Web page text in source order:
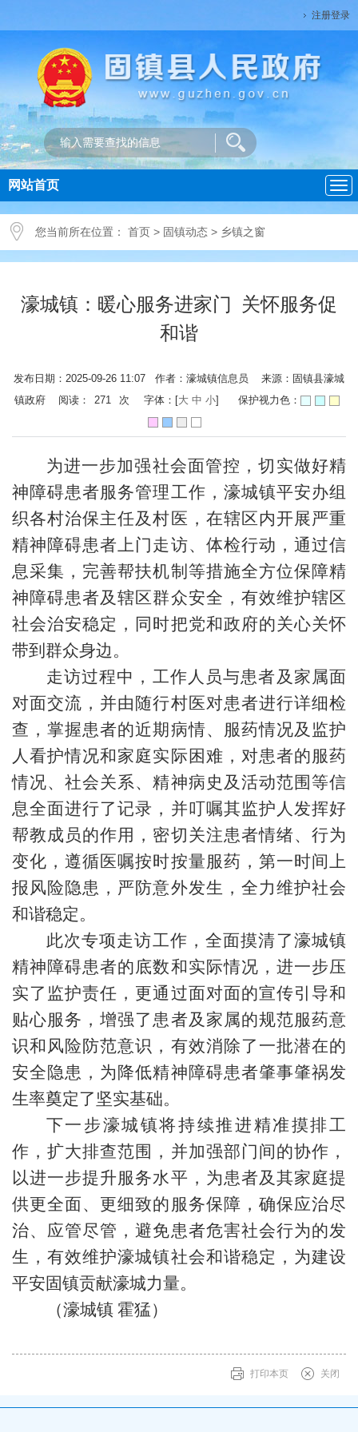
注册登录
导
航
网站首页
您当前所在位置： 首页 > 固镇动态 > 乡镇之窗
濠城镇：暖心服务进家门 关怀服务促
和谐
发布日期：2025-09-26 11:07 作者：濠城镇信息员 来源：固镇县濠城
镇政府 阅读：
271 次 字体：[大 中 小] 保护视力色：
为进一步加强社会面管控，切实做好精
神障碍患者服务管理工作，濠城镇平安办组
织各村治保主任及村医，在辖区内开展严重
精神障碍患者上门走访、体检行动，通过信
息采集，完善帮扶机制等措施全方位保障精
神障碍患者及辖区群众安全，有效维护辖区
社会治安稳定，同时把党和政府的关心关怀
带到群众身边。
走访过程中，工作人员与患者及家属面
对面交流，并由随行村医对患者进行详细检
查，掌握患者的近期病情、服药情况及监护
人看护情况和家庭实际困难，对患者的服药
情况、社会关系、精神病史及活动范围等信
息全面进行了记录，并叮嘱其监护人发挥好
帮教成员的作用，密切关注患者情绪、行为
变化，遵循医嘱按时按量服药，第一时间上
报风险隐患，严防意外发生，全力维护社会
和谐稳定。
此次专项走访工作，全面摸清了濠城镇
精神障碍患者的底数和实际情况，进一步压
实了监护责任，更通过面对面的宣传引导和
贴心服务，增强了患者及家属的规范服药意
识和风险防范意识，有效消除了一批潜在的
安全隐患，为降低精神障碍患者肇事肇祸发
生率奠定了坚实基础。
下一步濠城镇将持续推进精准摸排工
作，扩大排查范围，并加强部门间的协作，
以进一步提升服务水平，为患者及其家庭提
供更全面、更细致的服务保障，确保应治尽
治、应管尽管，避免患者危害社会行为的发
生，有效维护濠城镇社会和谐稳定，为建设
平安固镇贡献濠城力量。
（濠城镇 霍猛）
打印本页 关闭